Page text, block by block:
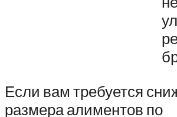
Если вам требуется
размера алиментов по